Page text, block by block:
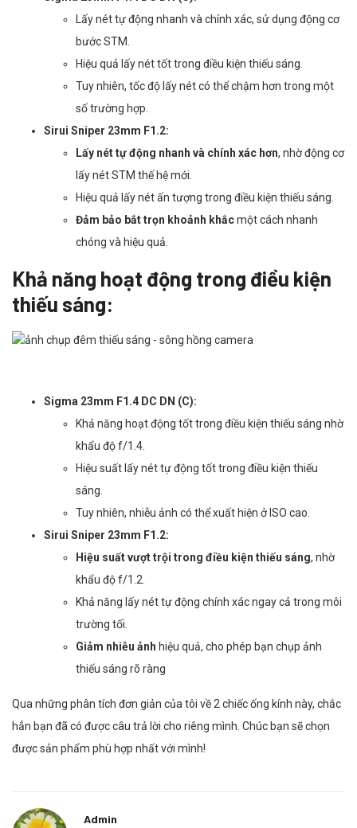
Lấy nét tự động nhanh và chính xác, sử dụng động cơ
bước STM.
Hiệu quả lấy nét tốt trong điều kiện thiếu sáng.
Tuy nhiên, tốc độ lấy nét có thể chậm hơn trong một
số trường hợp.
Sirui Sniper 23mm F1.2:
Lấy nét tự động nhanh và chính xác hơn, nhờ động cơ
lấy nét STM thế hệ mới.
Hiệu quả lấy nét ấn tượng trong điều kiện thiếu sáng.
Đảm bảo bắt trọn khoảnh khắcmột cách nhanh
chóng và hiệu quả.
Khả năng hoạt động trong điều kiện
thiếu sáng:
Sigma 23mm F1.4 DC DN (C):
Khả năng hoạt động tốt trong điều kiện thiếu sáng nhờ
khẩu độ f/1.4.
Hiệu suất lấy nét tự động tốt trong điều kiện thiếu
sáng.
Tuy nhiên, nhiễu ảnh có thể xuất hiện ở ISO cao.
Sirui Sniper 23mm F1.2:
Hiệu suất vượt trội trong điều kiện thiếu sáng, nhờ
khẩu độ f/1.2.
Khả năng lấy nét tự động chính xác ngay cả trong môi
trường tối.
Giảm nhiễu ảnh hiệu quả, cho phép bạn chụp ảnh
thiếu sáng rõ ràng
Qua những phân tích đơn giản của tôi về 2 chiếc ống kính này, chắc
hẳn bạn đã có được câu trả lời cho riêng mình. Chúc bạn sẽ chọn
được sản phẩm phù hợp nhất với mình!
Admin